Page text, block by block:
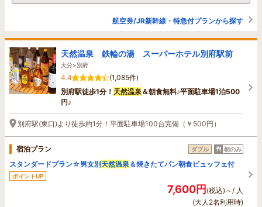
航空券/JR新幹線・特急付プランから探す
天然温泉 鉄輪の湯 スーパーホテル別府駅前
大分>別府
4.4
(1,085件)
別府駅徒歩1分！ 天然温泉 ＆朝食無料♪平面駐車場1泊500
円♪
別府駅(東口)より徒歩約1分！平面駐車場100台完備（￥500円）
宿泊プラン ダブル 朝のみ
スタンダードプラン☆男女別天然温泉 ＆焼きたてパン朝食ビュッフェ付
ポイントUP
7,600円(税込)～/ 人
(大人2名利用時)